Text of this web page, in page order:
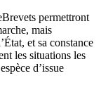
permettront
mais
et sa constance
les situations les
d’issue